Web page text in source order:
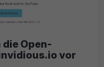
die Open-
vor